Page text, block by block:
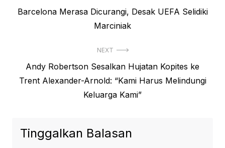
pos
Previous
Barcelona Merasa Dicurangi, Desak UEFA Selidiki
Marciniak
NEXT
Next
post:
Andy Robertson Sesalkan Hujatan Kopites ke
Trent Alexander-Arnold: “Kami Harus Melindungi
Keluarga Kami”
Tinggalkan Balasan